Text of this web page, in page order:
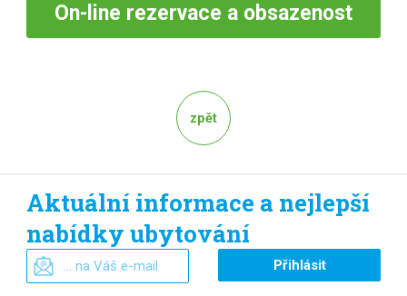
On-line rezervace a obsazenost
zpět
Aktuální informace a nejlepší
nabídky ubytování